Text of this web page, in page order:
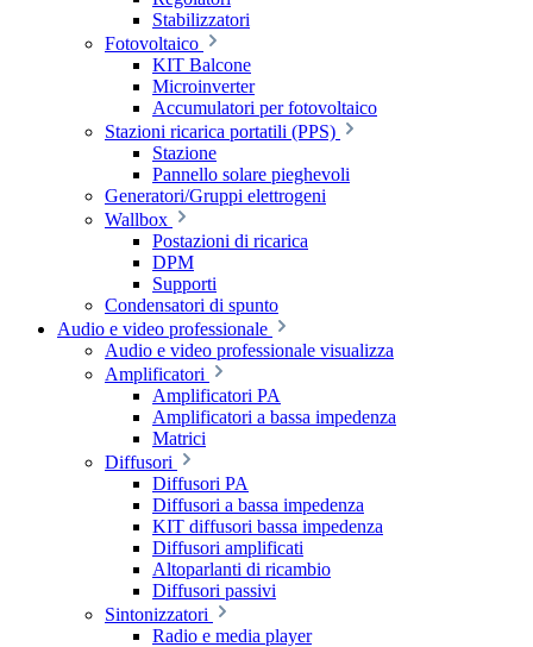
Stabilizzatori
Fotovoltaico
KIT Balcone
Microinverter
Accumulatori per fotovoltaico
Stazioni ricarica portatili (PPS)
Stazione
Pannello solare pieghevoli
Generatori/Gruppi elettrogeni
Wallbox
Postazioni di ricarica
DPM
Supporti
Condensatori di spunto
Audio e video professionale
Audio e video professionale visualizza
Amplificatori
Amplificatori PA
Amplificatori a bassa impedenza
Matrici
Diffusori
Diffusori PA
Diffusori a bassa impedenza
KIT diffusori bassa impedenza
Diffusori amplificati
Altoparlanti di ricambio
Diffusori passivi
Sintonizzatori
Radio e media player